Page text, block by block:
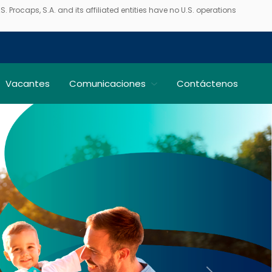
Procaps, S.A. and its affiliated entities have no U.S. operations
Vacantes Comunicaciones Contáctenos